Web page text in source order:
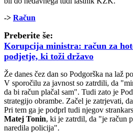
-> Račun
Preberite še:
Korupcija ministra: račun za
podjetje, ki toži državo
Že danes čez dan so Podgorška na laž
V sporočilu za javnost so zatrdili, da
da bi račun plačal sam". Tudi zato je
strategijo obrambe. Začel je zatrjevati,
Pri tem ga je podprl tudi njegov
Matej Tonin, ki je zatrdil, da "je račun
naredila policija".